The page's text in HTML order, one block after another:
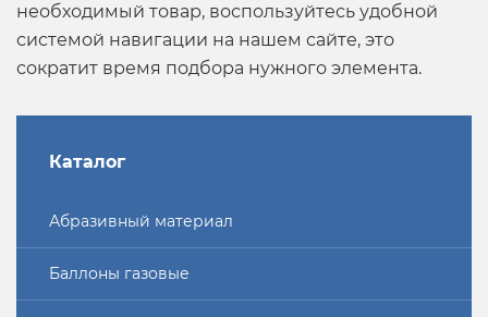
необходимый товар, воспользуйтесь удобной
системой навигации на нашем сайте, это
сократит время подбора нужного элемента.
Каталог
Абразивный материал
Баллоны газовые